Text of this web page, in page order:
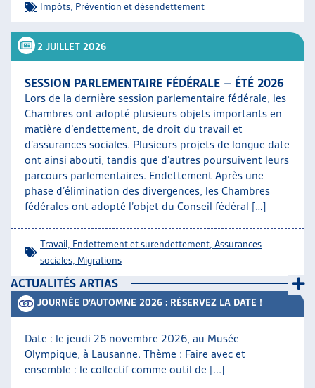
AUTRES
ARTIAS
L’ASSOCIATION
JOURNÉES D’AUTOMNE
Impôts Prévention et désendettement
2 JUILLET 2026
SESSION PARLEMENTAIRE FÉDÉRALE – ÉTÉ 2026
Lors de la dernière session parlementaire fédérale, les
Chambres ont adopté plusieurs objets importants en
matière d’endettement, de droit du travail et
d’assurances sociales. Plusieurs projets de longue date
ont ainsi abouti, tandis que d’autres poursuivent leurs
parcours parlementaires. Endettement Après une
phase d’élimination des divergences, les Chambres
fédérales ont adopté l’objet du Conseil fédéral […]
Travail Endettement et surendettement Assurances
sociales Migrations
ACTUALITÉS ARTIAS
JOURNÉE D’AUTOMNE 2026 : RÉSERVEZ LA DATE !
Date : le jeudi 26 novembre 2026, au Musée
Olympique, à Lausanne. Thème : Faire avec et
ensemble : le collectif comme outil de [...]